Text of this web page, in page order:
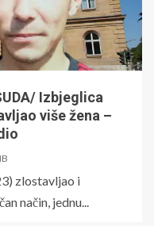
Izbjeglica
više žena –
zlostavljao i
način, jednu...